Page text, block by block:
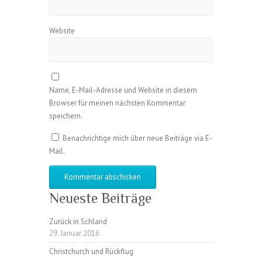
Website
Name, E-Mail-Adresse und Website in diesem
Browser für meinen nächsten Kommentar
speichern.
Benachrichtige mich über neue Beiträge via E-
Mail.
Neueste Beiträge
Zurück in Schland
29. Januar 2016
Christchurch und Rückflug